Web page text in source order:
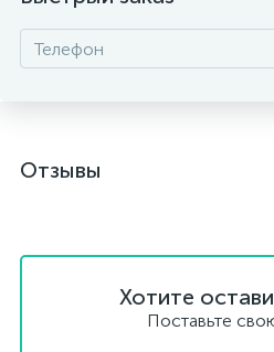
Отзывы
Хотите
Поставьте